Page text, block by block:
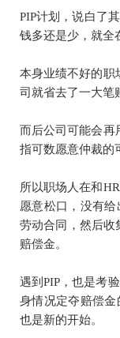
PIP计划，说白了
钱多还是少，就全
本身业绩不好的职
司就省去了一大笔
而后公司可能会再
指可数愿意仲裁的
所以职场人在和
愿意松口，没有
劳动合同，然后收
赔偿金。
遇到PIP，也是考
身情况定夺赔偿金
也是新的开始。